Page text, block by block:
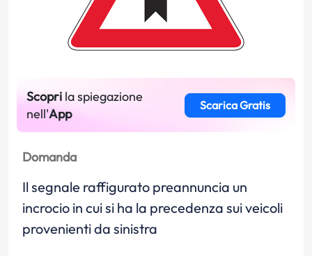
Scopri la spiegazione
nell'App
Scarica Gratis
Domanda
Il segnale raffigurato preannuncia un
incrocio in cui si ha la precedenza sui veicoli
provenienti da sinistra